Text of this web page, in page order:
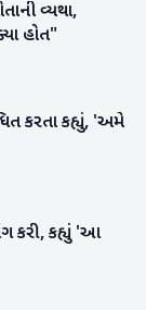
વ્યથા,
હોત"
કરતા કહ્યું, 'અમે
કરી, કહ્યું 'આ